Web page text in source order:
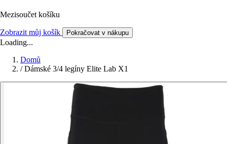
Mezisoučet košíku
Zobrazit můj košík Pokračovat v nákupu
Loading...
Domů
/ Dámské 3/4 legíny Elite Lab X1